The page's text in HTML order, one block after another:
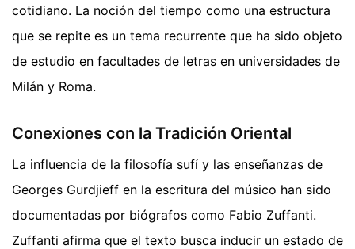
cotidiano. La noción del tiempo como una estructura
que se repite es un tema recurrente que ha sido objeto
de estudio en facultades de letras en universidades de
Milán y Roma.
Conexiones con la Tradición Oriental
La influencia de la filosofía sufí y las enseñanzas de
Georges Gurdjieff en la escritura del músico han sido
documentadas por biógrafos como Fabio Zuffanti.
Zuffanti afirma que el texto busca inducir un estado de